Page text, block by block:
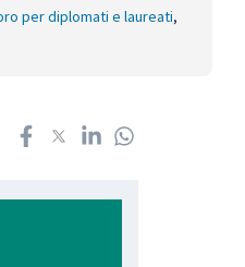
per diplomati e laureati,